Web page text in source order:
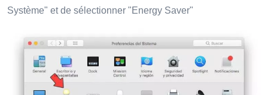
Système" et de sélectionner "Energy Saver"